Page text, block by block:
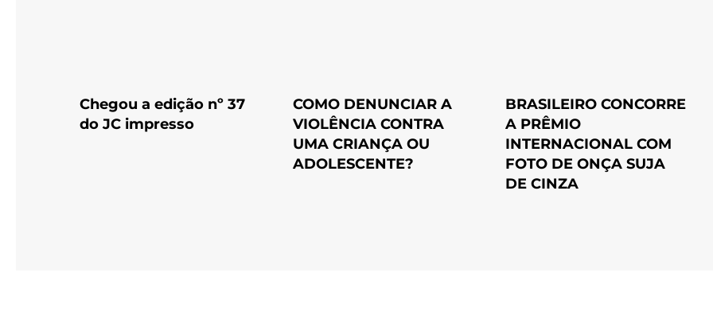
Chegou a edição nº 37
do JC impresso
COMO DENUNCIAR A
VIOLÊNCIA CONTRA
UMA CRIANÇA OU
ADOLESCENTE?
BRASILEIRO CONCORRE
A PRÊMIO
INTERNACIONAL COM
FOTO DE ONÇA SUJA
DE CINZA